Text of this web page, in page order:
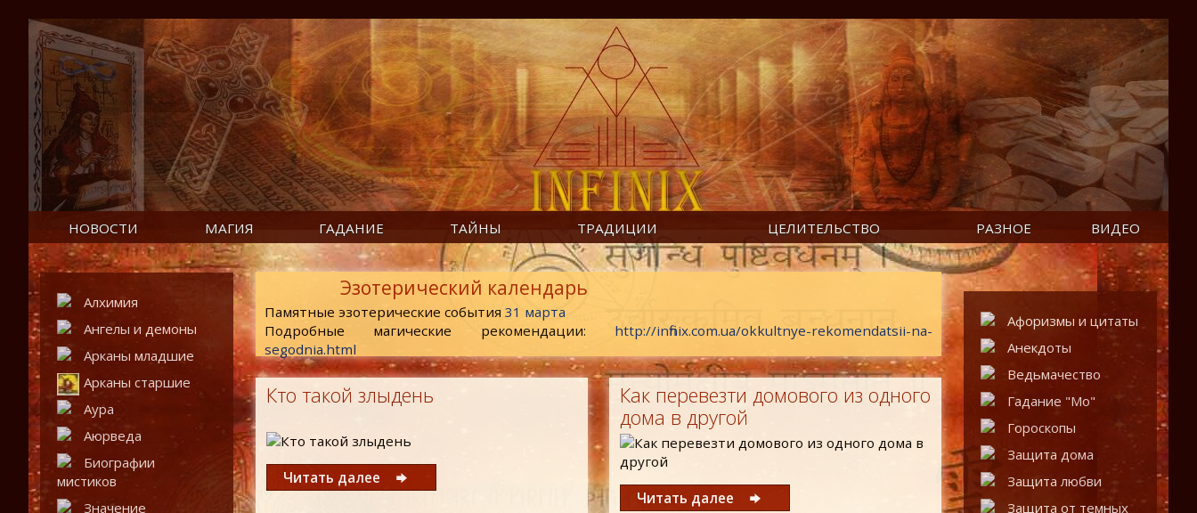
НОВОСТИ МАГИЯ ГАДАНИЕ ТАЙНЫ ТРАДИЦИИ ЦЕЛИТЕЛЬСТВО РАЗНОЕ ВИДЕО
Алхимия
Ангелы и демоны
Арканы младшие
Арканы старшие
Аура
Аюрведа
Биографии
мистиков
Значение
Эзотерический календарь
Памятные эзотерические события31 марта
Подробные магические рекомендации: http://infinix.com.ua/okkultnye-rekomendatsii-na-
segodnia.html
Кто такой злыдень
Читать далее
Как перевезти домового из одного
дома в другой
Читать далее
Афоризмы и цитаты
Анекдоты
Ведьмачество
Гадание "Мо"
Гороскопы
Защита дома
Защита любви
Защита от темных